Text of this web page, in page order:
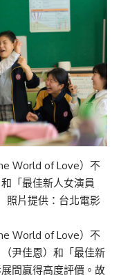
World of Love）不
「最佳新人女演員
照片提供：台北電影
World of Love）不
尹佳恩）和「最佳新
間贏得高度評價。故